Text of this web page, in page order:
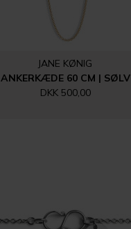
JANE KØNIG
ANKERKÆDE 60 CM | SØLV
DKK 500,00